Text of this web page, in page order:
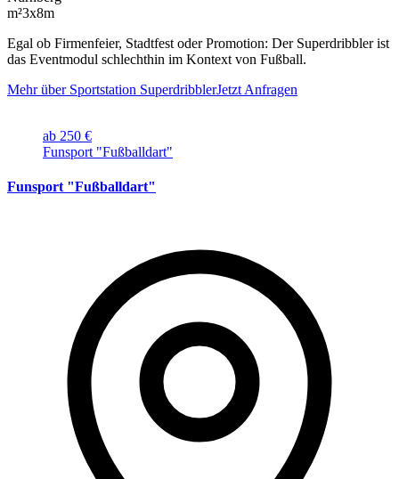
m²3x8m
Egal ob Firmenfeier, Stadtfest oder Promotion: Der Superdribbler ist
das Eventmodul schlechthin im Kontext von Fußball.
Mehr über Sportstation SuperdribblerJetzt Anfragen
ab 250 €
Funsport "Fußballdart"
Funsport "Fußballdart"